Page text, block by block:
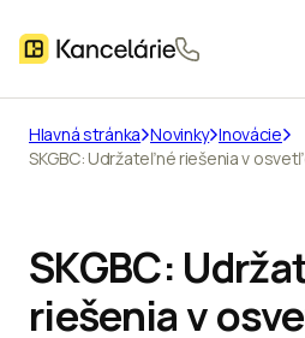
Hlavná stránka Novinky Inovácie
SKGBC: Udržateľné riešenia v
SKGBC:
riešenia v